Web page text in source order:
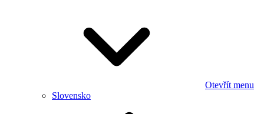
Otevřít menu
Slovensko